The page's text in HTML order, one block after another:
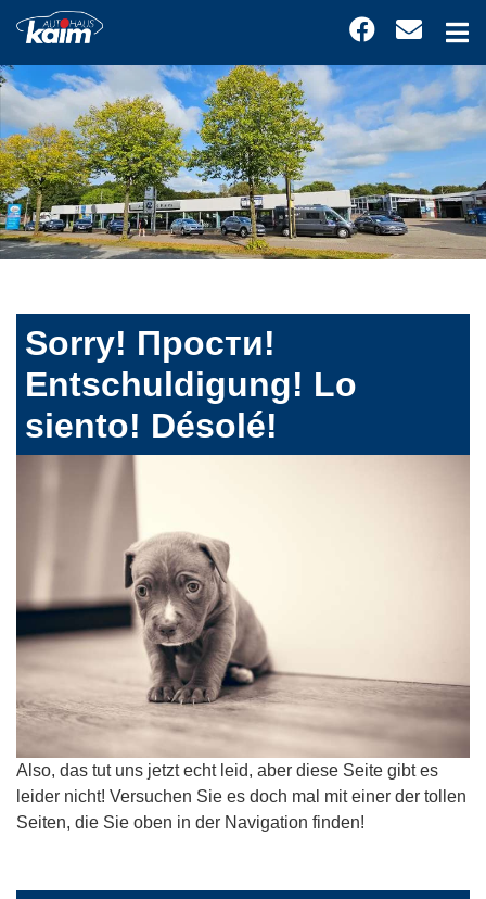
Sorry! Прости!
Entschuldigung! Lo
siento! Désolé!
Also, das tut uns jetzt echt leid, aber diese Seite gibt es
leider nicht! Versuchen Sie es doch mal mit einer der tollen
Seiten, die Sie oben in der Navigation finden!